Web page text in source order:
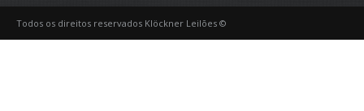
Todos os direitos reservados Klöckner Leilões ©